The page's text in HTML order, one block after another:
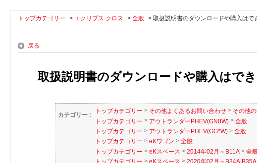
トップカテゴリー > エクリプス クロス > 全般 > 取扱説明書のダウンロードや購入はで
戻る
取扱説明書のダウンロードや購入はで
カテゴリー :
トップカテゴリー > その他よくあるお問い合わせ > その他
トップカテゴリー > アウトランダーPHEV(GN0W) > 全般
トップカテゴリー > アウトランダーPHEV(GG*W) > 全般
トップカテゴリー > eKワゴン > 全般
トップカテゴリー > eKスペース > 2014年02月～B11A > 全
トップカテゴリー > eKスペース > 2020年02月～